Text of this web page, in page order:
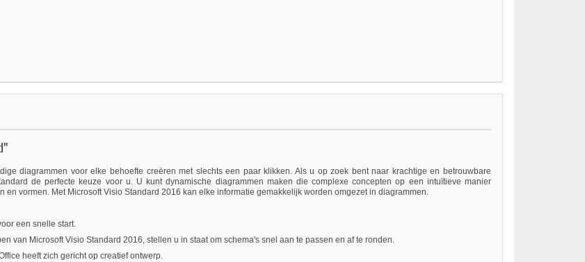
diagrammen voor elke behoefte creëren met slechts een paar klikken. Als u op zoek bent naar krachtige en betrouwbare
de perfecte keuze voor u. U kunt dynamische diagrammen maken die complexe concepten op een intuïtieve manier
vormen. Met Microsoft Visio Standard 2016 kan elke informatie gemakkelijk worden omgezet in diagrammen.
een snelle start.
van Microsoft Visio Standard 2016, stellen u in staat om schema's snel aan te passen en af te ronden.
heeft zich gericht op creatief ontwerp.